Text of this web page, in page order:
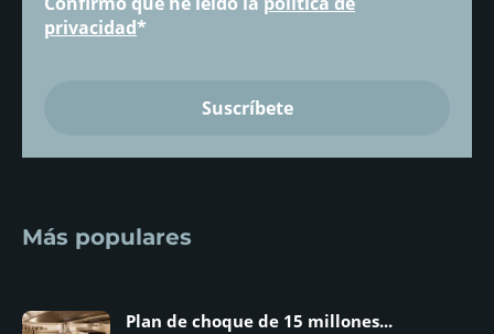
privacidad*
Más populares
Plan de choque de 15 millones...